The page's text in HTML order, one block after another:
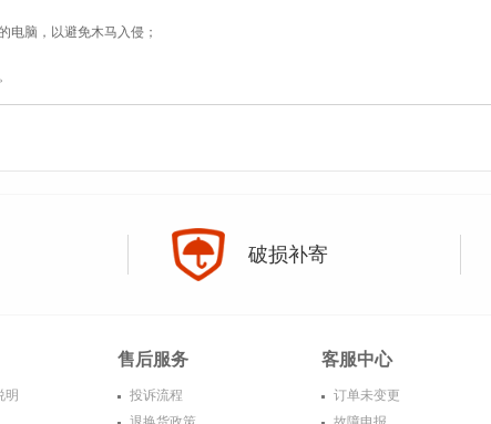
电脑，以避免木马入侵；
破损补寄
明
售后服务
投诉流程
客服中心
订单未变更